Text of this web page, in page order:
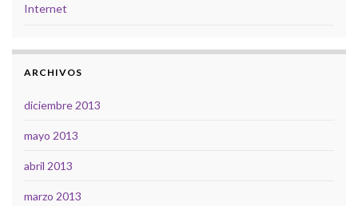
Internet
ARCHIVOS
diciembre 2013
mayo 2013
abril 2013
marzo 2013